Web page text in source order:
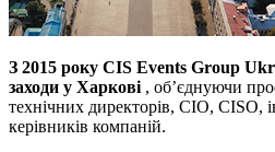
З 2015 року CIS Events Group
заходи у Харкові , об’єднуючи
технічних директорів, CIO, CISO,
керівників компаній.